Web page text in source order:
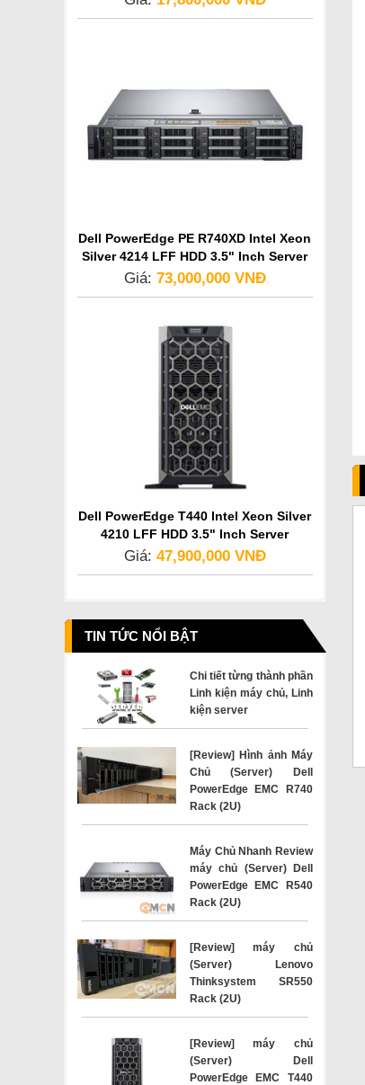
Dell PowerEdge PE R740XD Intel Xeon
Silver 4214 LFF HDD 3.5" Inch Server
Giá: 73,000,000 VNĐ
Dell PowerEdge T440 Intel Xeon Silver
4210 LFF HDD 3.5" Inch Server
Giá: 47,900,000 VNĐ
TIN TỨC NỔI BẬT
Chi tiết từng thành phần
Linh kiện máy chủ, Linh
kiện server
[Review] Hình ảnh Máy
Chủ (Server) Dell
PowerEdge EMC R740
Rack (2U)
Máy Chủ Nhanh Review
máy chủ (Server) Dell
PowerEdge EMC R540
Rack (2U)
[Review] máy chủ
(Server) Lenovo
Thinksystem SR550
Rack (2U)
[Review] máy chủ
(Server) Dell
PowerEdge EMC T440